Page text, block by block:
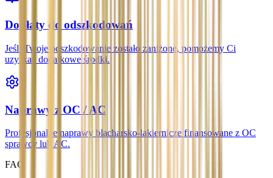
Dopłaty do odszkodowań
Jeśli Twoje odszkodowanie zostało zaniżone, pomożemy Ci
uzyskać dodatkowe środki.
Naprawy z OC / AC
Profesjonalne naprawy blacharsko-lakiernicze finansowane z OC
sprawcy lub AC.
FAQ